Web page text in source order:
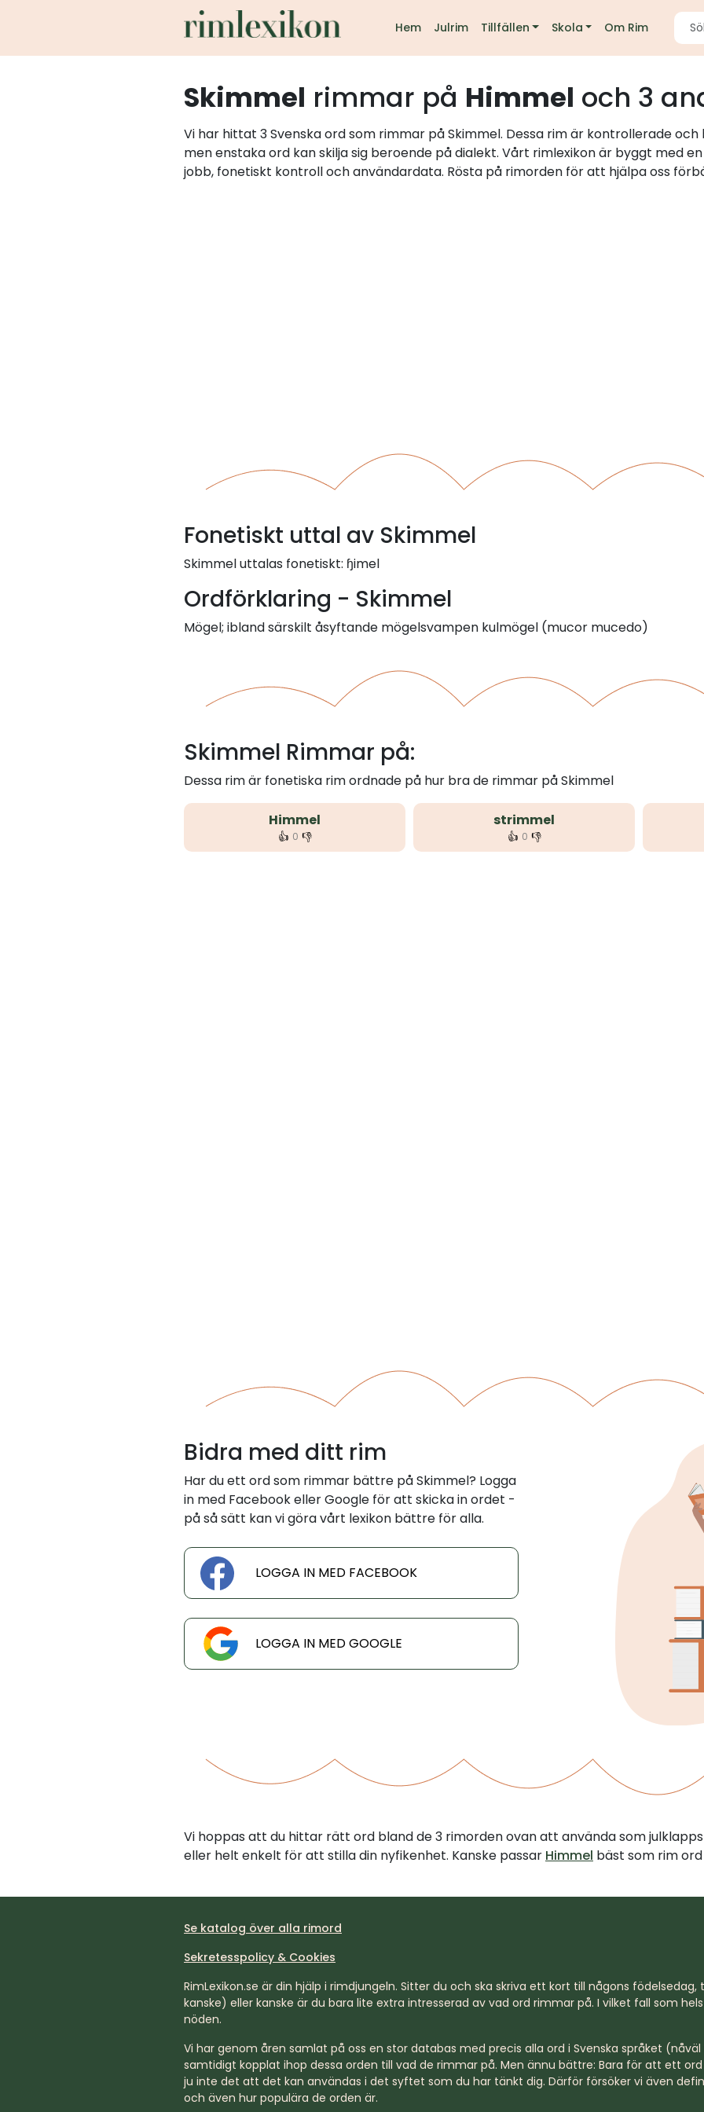
Hem Julrim Tillfällen Skola Om Rim
Skimmel rimmar på Himmel och 3
Vi har hittat 3 Svenska ord som rimmar på Skimmel. Dessa rim är kontrollerade
men enstaka ord kan skilja sig beroende på dialekt. Vårt rimlexikon är byggt med
jobb, fonetiskt kontroll och användardata. Rösta på rimorden för att hjälpa oss
Fonetiskt uttal av Skimmel
Skimmel uttalas fonetiskt: ɧimel
Ordförklaring - Skimmel
Mögel; ibland särskilt åsyftande mögelsvampen kulmögel (mucor mucedo)
Skimmel Rimmar på:
Dessa rim är fonetiska rim ordnade på hur bra de rimmar på Skimmel
Himmel
👍 0 👎
strimmel
👍 0 👎
Bidra med ditt rim
Har du ett ord som rimmar bättre på Skimmel? Logga
in med Facebook eller Google för att skicka in ordet -
på så sätt kan vi göra vårt lexikon bättre för alla.
LOGGA IN MED FACEBOOK
LOGGA IN MED GOOGLE
Vi hoppas att du hittar rätt ord bland de 3 rimorden ovan att använda som
eller helt enkelt för att stilla din nyfikenhet. Kanske passar Himmel bäst som rim
Se katalog över alla rimord
Sekretesspolicy & Cookies
RimLexikon.se är din hjälp i rimdjungeln. Sitter du och ska skriva ett kort till någons
kanske) eller kanske är du bara lite extra intresserad av vad ord rimmar på. I vilket fall som
nöden.
Vi har genom åren samlat på oss en stor databas med precis alla ord i Svenska språket
samtidigt kopplat ihop dessa orden till vad de rimmar på. Men ännu bättre: Bara för att ett
ju inte det att det kan användas i det syftet som du har tänkt dig. Därför försöker vi även
och även hur populära de orden är.